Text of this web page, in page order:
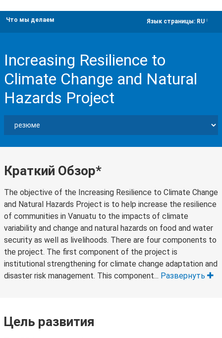
Что мы делаем Язык страницы: RU
Increasing Resilience to
Climate Change and Natural
Hazards Project
Краткий Обзор*
The objective of the Increasing Resilience to Climate Change
and Natural Hazards Project is to help increase the resilience
of communities in Vanuatu to the impacts of climate
variability and change and natural hazards on food and water
security as well as livelihoods. There are four components to
the project. The first component of the project is
institutional strengthening for climate change adaptation and
disaster risk management. This component... Развернуть
Цель развития